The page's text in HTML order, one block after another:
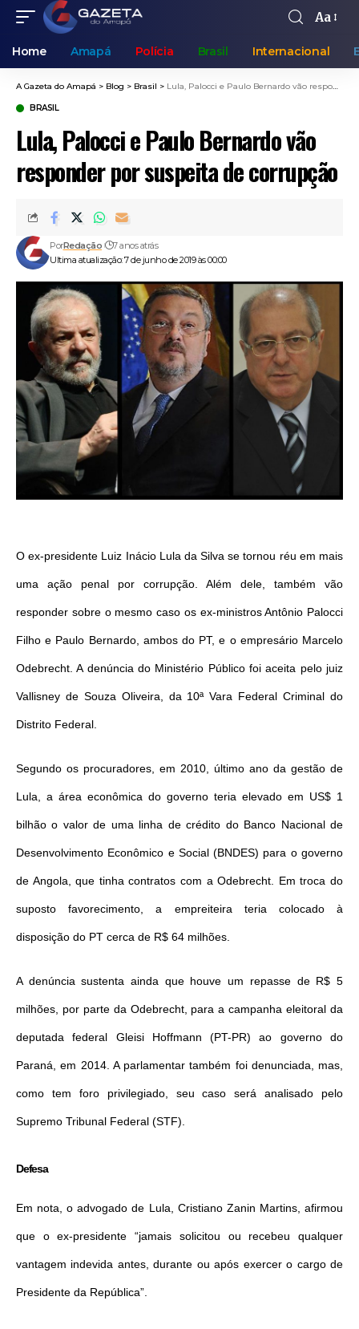
Aa
Home Amapá Polícia Brasil Internacional
A Gazeta do Amapá > Blog > Brasil > Lula, Palocci e Paulo Bernardo vão responder por suspeita de corrupção
BRASIL
Lula, Palocci e Paulo Bernardo vão
responder por suspeita de corrupção
Ultima atualização: 7 de junho de 2019 às 00:00
PorRedação 7 anos atrás
O ex-presidente Luiz Inácio Lula da Silva se tornou réu em mais
uma ação penal por corrupção. Além dele, também vão
responder sobre o mesmo caso os ex-ministros Antônio Palocci
Filho e Paulo Bernardo, ambos do PT, e o empresário Marcelo
Odebrecht. A denúncia do Ministério Público foi aceita pelo juiz
Vallisney de Souza Oliveira, da 10ª Vara Federal Criminal do
Distrito Federal.
Segundo os procuradores, em 2010, último ano da gestão de
Lula, a área econômica do governo teria elevado em US$ 1
bilhão o valor de uma linha de crédito do Banco Nacional de
Desenvolvimento Econômico e Social (BNDES) para o governo
de Angola, que tinha contratos com a Odebrecht. Em troca do
suposto favorecimento, a empreiteira teria colocado à
disposição do PT cerca de R$ 64 milhões.
A denúncia sustenta ainda que houve um repasse de R$ 5
milhões, por parte da Odebrecht, para a campanha eleitoral da
deputada federal Gleisi Hoffmann (PT-PR) ao governo do
Paraná, em 2014. A parlamentar também foi denunciada, mas,
como tem foro privilegiado, seu caso será analisado pelo
Supremo Tribunal Federal (STF).
Defesa
Em nota, o advogado de Lula, Cristiano Zanin Martins, afirmou
que o ex-presidente “jamais solicitou ou recebeu qualquer
vantagem indevida antes, durante ou após exercer o cargo de
Presidente da República”.